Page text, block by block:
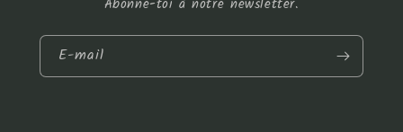
Abonne-toi à notre newsletter.
E-mail